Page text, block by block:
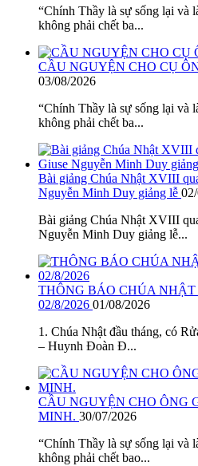
“Chính Thầy là sự sống lại và
không phải chết ba...
CẦU NGUYỆN CHO CỤ
03/08/2026
“Chính Thầy là sự sống lại và
không phải chết ba...
Bài giảng Chúa Nhật XVIII
Nguyễn Minh Duy giảng lễ
Bài giảng Chúa Nhật XVIII
Nguyễn Minh Duy giảng lễ...
THÔNG BÁO CHÚA
02/8/2026 01/08/2026
1. Chúa Nhật đầu tháng, có
– Huynh Đoàn Đ...
CẦU NGUYỆN CHO ÔNG
MINH. 30/07/2026
“Chính Thầy là sự sống lại và
không phải chết bao...